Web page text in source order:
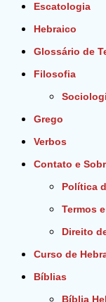
Escatologia
Hebraico
Glossário de
Filosofia
Grego
Verbos
Contato e
Política
Termos
Direito
Curso de
Bíblias
Bíblia